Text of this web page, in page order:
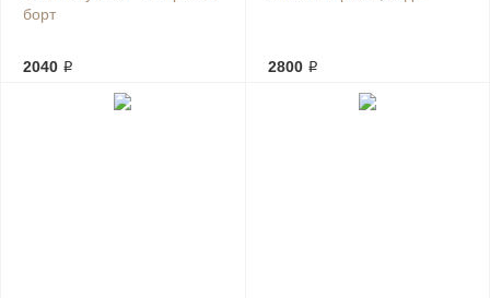
борт
2040 ₽ 2800 ₽